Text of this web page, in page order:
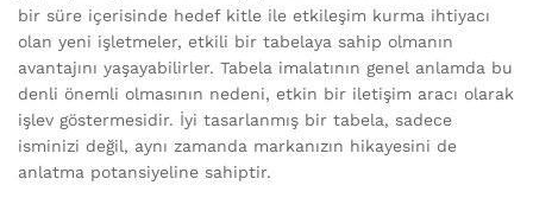
bir süre içerisinde hedef kitle ile etkileşim kurma ihtiyacı
olan yeni işletmeler, etkili bir tabelaya sahip olmanın
avantajını yaşayabilirler. Tabela imalatının genel anlamda bu
denli önemli olmasının nedeni, etkin bir iletişim aracı olarak
işlev göstermesidir. İyi tasarlanmış bir tabela, sadece
isminizi değil, aynı zamanda markanızın hikayesini de
anlatma potansiyeline sahiptir.